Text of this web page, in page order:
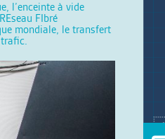
l’enceinte à vide
FIbré
mondiale, le transfert